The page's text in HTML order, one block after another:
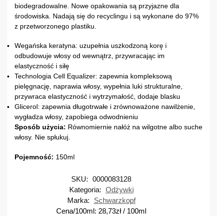
biodegradowalne. Nowe opakowania są przyjazne dla
środowiska. Nadają się do recyclingu i są wykonane do 97%
z przetworzonego plastiku.
Wegańska keratyna: uzupełnia uszkodzoną korę i
odbudowuje włosy od wewnątrz, przywracając im
elastyczność i siłę
Technologia Cell Equalizer: zapewnia kompleksową
pielęgnację, naprawia włosy, wypełnia luki strukturalne,
przywraca elastyczność i wytrzymałość, dodaje blasku
Glicerol: zapewnia długotrwałe i zrównoważone nawilżenie,
wygładza włosy, zapobiega odwodnieniu
Sposób użycia: Równomiernie nałóż na wilgotne albo suche
włosy. Nie spłukuj.
Pojemność: 150ml
SKU: 0000083128
Kategoria: Odżywki
Marka:
Schwarzkopf
Cena/100ml: 28,73zł/ 100ml